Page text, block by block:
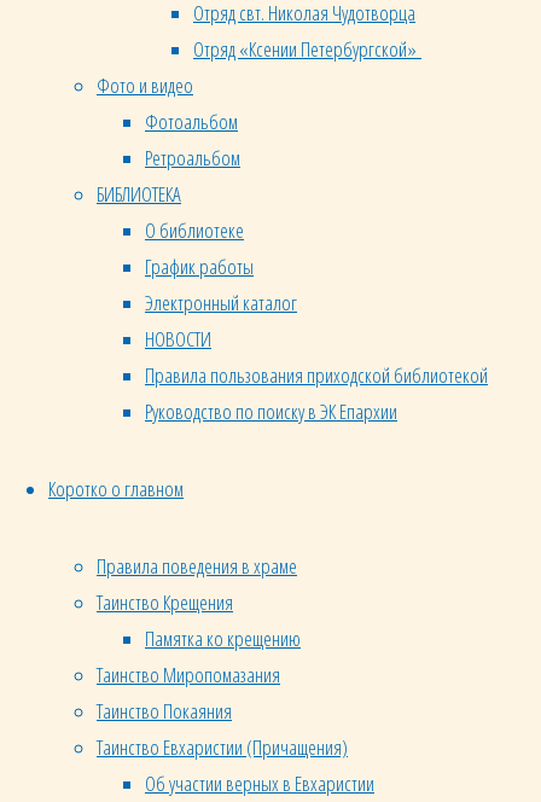
Отряд свт. Николая Чудотворца
Отряд «Ксении Петербургской»
Фото и видео
Фотоальбом
Ретроальбом
БИБЛИОТЕКА
О библиотеке
График работы
Электронный каталог
НОВОСТИ
Правила пользования приходской библиотекой
Руководство по поиску в ЭК Епархии
Коротко о главном
Правила поведения в храме
Таинство Крещения
Памятка ко крещению
Таинство Миропомазания
Таинство Покаяния
Таинство Евхаристии (Причащения)
Об участии верных в Евхаристии
каждую
субботу
в 11.00
(длительность
беседы
2 часа).
Приобретается
духовная
литература
на 180
руб.
Вторая
со
воскресение
в 11.00
(длительность
беседы
1 час).
По
результатам